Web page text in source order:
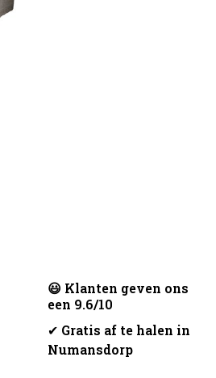
😃 Klanten geven ons
een 9.6/10
✔ Gratis af te halen in
Numansdorp